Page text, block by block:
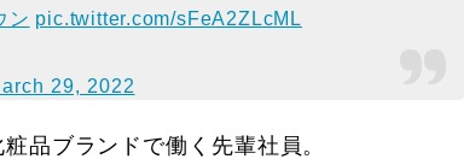
ン pic.twitter.com/sFeA2ZLcML
29, 2022
品ブランドで働く先輩社員。